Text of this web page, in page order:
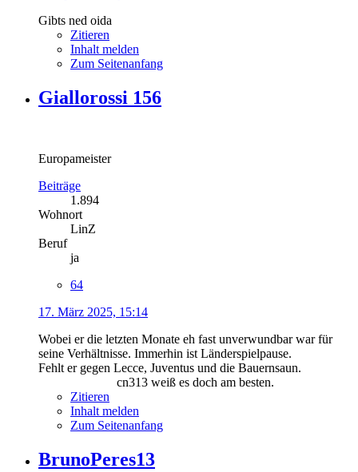
Gibts ned oida
Zitieren
Inhalt melden
Zum Seitenanfang
Giallorossi 156
Europameister
Beiträge
1.894
Wohnort
LinZ
Beruf
ja
64
17. März 2025, 15:14
Wobei er die letzten Monate eh fast unverwundbar war für
seine Verhältnisse. Immerhin ist Länderspielpause.
Fehlt er gegen Lecce, Juventus und die Bauernsaun.
cn313 weiß es doch am besten.
Zitieren
Inhalt melden
Zum Seitenanfang
BrunoPeres13